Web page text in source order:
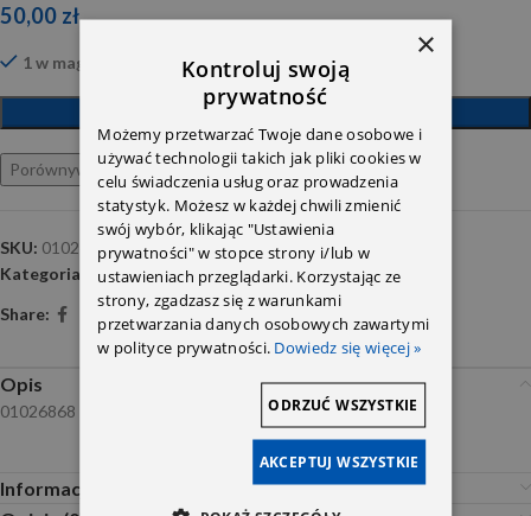
50,00 zł
1 w magazynie
DODAJ DO KOSZYKA
Porównywarka Ulubione
SKU: 01026868
Kategoria:
SIMERINGI
Share:
Opis
01026868
Informacje dodatkowe
×
Kontroluj swoją
prywatność
Możemy przetwarzać Twoje dane osobowe i
używać technologii takich jak pliki cookies w
celu świadczenia usług oraz prowadzenia
statystyk. Możesz w każdej chwili zmienić
swój wybór, klikając "Ustawienia
prywatności" w stopce strony i/lub w
ustawieniach przeglądarki. Korzystając ze
strony, zgadzasz się z warunkami
przetwarzania danych osobowych zawartymi
w polityce prywatności. Dowiedz się więcej »
AKCEPTUJ WSZYSTKIE
ODRZUĆ WSZYSTKIE